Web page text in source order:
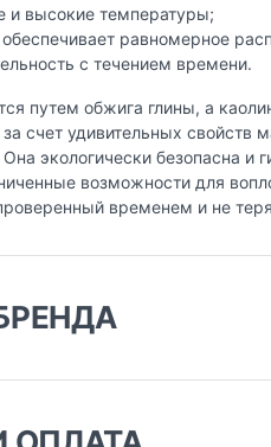
и высокие температуры;
равномерное
с течением времени.
путем обжига глины, а
счет удивительных
экологически безопасна
возможности для
временем и не
предприятие Emile Henry
но и для подачи блюд на